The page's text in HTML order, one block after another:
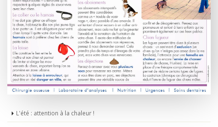
L'été : attention à la chaleur !